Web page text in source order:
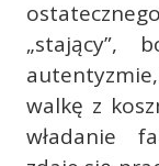
„stający”,
walkę z
władanie